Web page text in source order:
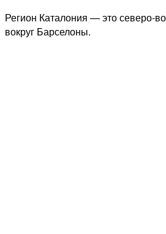
Регион Каталония — это северо-
вокруг Барселоны.